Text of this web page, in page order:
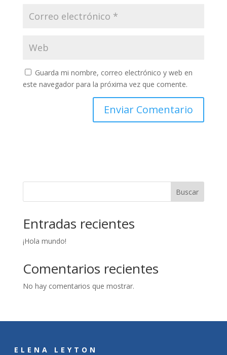
Guarda mi nombre, correo electrónico y web en
este navegador para la próxima vez que comente.
Buscar
Entradas recientes
¡Hola mundo!
Comentarios recientes
No hay comentarios que mostrar.
ELENA LEYTON